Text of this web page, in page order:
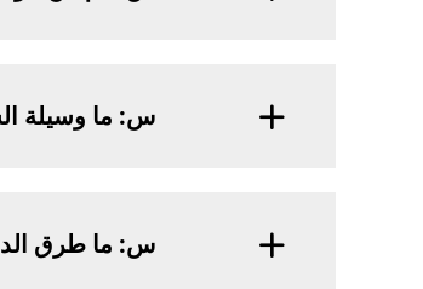
س: ما وسيلة
س: ما طرق